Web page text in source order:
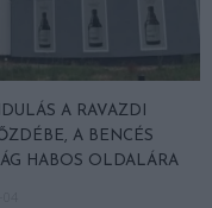
A RAVAZDI
A BENCÉS
HABOS OLDALÁRA